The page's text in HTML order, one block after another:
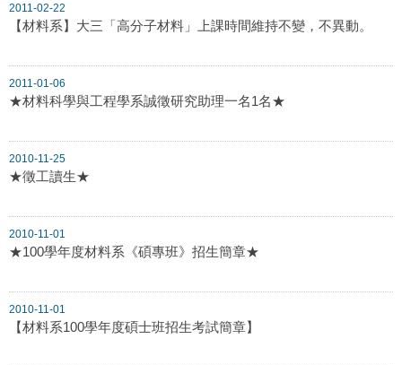
2011-02-22
【材料系】大三「高分子材料」上課時間維持不變，不異動。
2011-01-06
★材料科學與工程學系誠徵研究助理一名1名★
2010-11-25
★徵工讀生★
2010-11-01
★100學年度材料系《碩專班》招生簡章★
2010-11-01
【材料系100學年度碩士班招生考試簡章】